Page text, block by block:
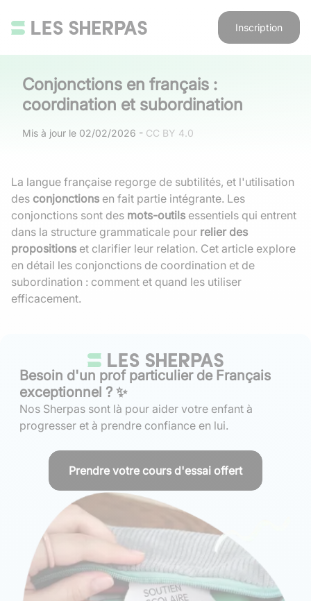
Inscription
Conjonctions en français :
coordination et subordination
Mis à jour le 02/02/2026 - CC BY 4.0
La langue française regorge de subtilités, et l'utilisation
des conjonctions en fait partie intégrante. Les
conjonctions sont des mots-outils essentiels qui entrent
dans la structure grammaticale pour relier des
propositions et clarifier leur relation. Cet article explore
en détail les conjonctions de coordination et de
subordination : comment et quand les utiliser
efficacement.
Besoin d'un prof particulier de Français
exceptionnel ? ✨
Nos Sherpas sont là pour aider votre enfant à
progresser et à prendre confiance en lui.
Prendre votre cours d'essai offert